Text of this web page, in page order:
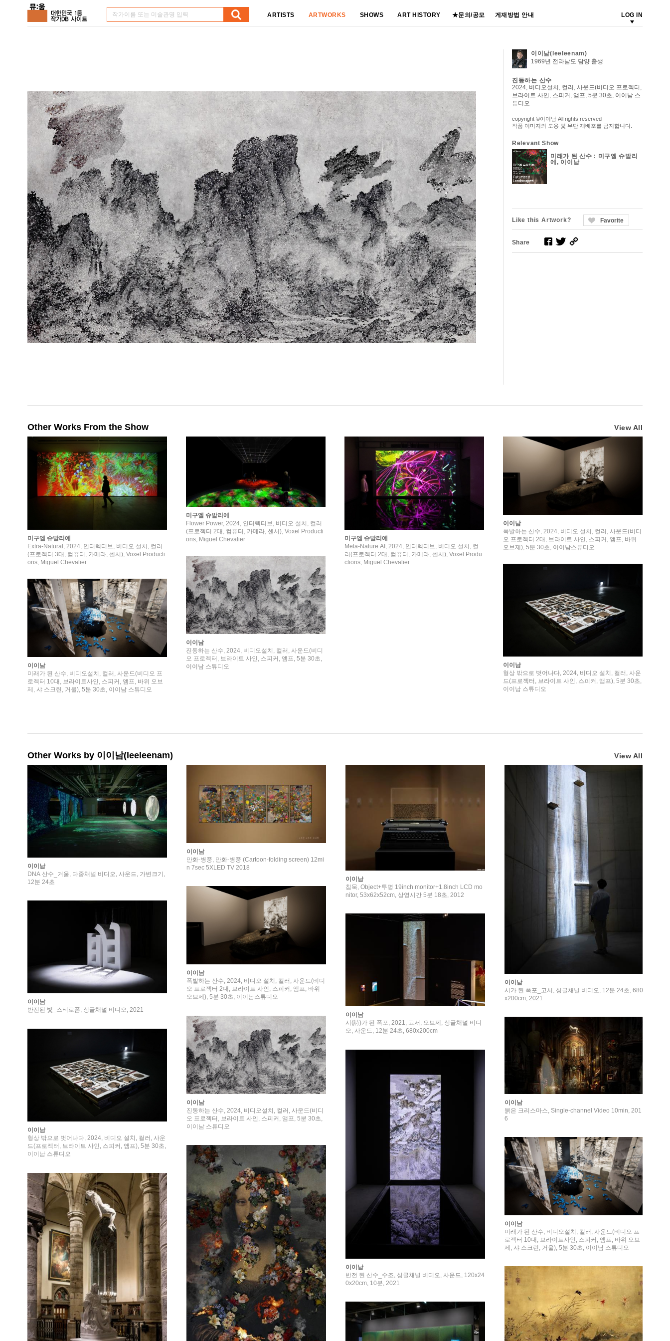
ARTISTS ARTWORKS SHOWS ART HISTORY ★문의/공모 게재방법 안내 LOG IN
이이남(leeleenam)
1969년 전라남도 담양 출생
진동하는 산수
2024, 비디오설치, 컬러, 사운드(비디오 프로젝터,
브라이트 사인, 스피커, 앰프, 5분 30초, 이이남 스
튜디오
copyright ©이이남 All rights reserved
작품 이미지의 도용 및 무단 재배포를 금지합니다.
Relevant Show
미래가 된 산수 : 미구엘 슈발리
에, 이이남
Like this Artwork? Favorite
Share
Other Works From the Show View All
미구엘 슈발리에
Extra-Natural, 2024, 인터렉티브, 비디오 설치, 컬러
(프로젝터 3대, 컴퓨터, 카메라, 센서), Voxel Producti
ons, Miguel Chevalier
미구엘 슈발리에
Flower Power, 2024, 인터렉티브, 비디오 설치, 컬러
(프로젝터 2대, 컴퓨터, 카메라, 센서), Voxel Producti
ons, Miguel Chevalier
미구엘 슈발리에
Meta-Nature AI, 2024, 인터렉티브, 비디오 설치, 컬
러(프로젝터 2대, 컴퓨터, 카메라, 센서), Voxel Produ
ctions, Miguel Chevalier
이이남
폭발하는 산수, 2024, 비디오 설치, 컬러, 사운드(비디
오 프로젝터 2대, 브라이트 사인, 스피커, 앰프, 바위
오브제), 5분 30초, 이이남스튜디오
이이남
진동하는 산수, 2024, 비디오설치, 컬러, 사운드(비디
오 프로젝터, 브라이트 사인, 스피커, 앰프, 5분 30초,
이이남 스튜디오
이이남
형상 밖으로 벗어나다, 2024, 비디오 설치, 컬러, 사운
드(프로젝터, 브라이트 사인, 스피커, 앰프), 5분 30초,
이이남 스튜디오
이이남
미래가 된 산수, 비디오설치, 컬러, 사운드(비디오 프
로젝터 10대, 브라이트사인, 스피커, 앰프, 바위 오브
제, 샤 스크린, 거울), 5분 30초, 이이남 스튜디오
Other Works by 이이남(leeleenam) View All
이이남
DNA 산수_거울, 다중채널 비디오, 사운드, 가변크기,
12분 24초
이이남
만화-병풍, 만화-병풍 (Cartoon-folding screen) 12mi
n 7sec 5XLED TV 2018
이이남
침묵, Object+투명 19inch monitor+1.8inch LCD mo
nitor, 53x62x52cm, 상영시간 5분 18초, 2012
이이남
시가 된 폭포_고서, 싱글채널 비디오, 12분 24초, 680
x200cm, 2021
이이남
폭발하는 산수, 2024, 비디오 설치, 컬러, 사운드(비디
오 프로젝터 2대, 브라이트 사인, 스피커, 앰프, 바위
오브제), 5분 30초, 이이남스튜디오
이이남
반전된 빛_스티로폼, 싱글채널 비디오, 2021
이이남
시(詩)가 된 폭포, 2021, 고서, 오브제, 싱글채널 비디
오, 사운드, 12분 24초, 680x200cm
이이남
진동하는 산수, 2024, 비디오설치, 컬러, 사운드(비디
오 프로젝터, 브라이트 사인, 스피커, 앰프, 5분 30초,
이이남 스튜디오
이이남
붉은 크리스마스, Single-channel Video 10min, 201
6
이이남
형상 밖으로 벗어나다, 2024, 비디오 설치, 컬러, 사운
드(프로젝터, 브라이트 사인, 스피커, 앰프), 5분 30초,
이이남 스튜디오
이이남
반전 된 산수_수조, 싱글채널 비디오, 사운드, 120x24
0x20cm, 10분, 2021
이이남
미래가 된 산수, 비디오설치, 컬러, 사운드(비디오 프
로젝터 10대, 브라이트사인, 스피커, 앰프, 바위 오브
제, 샤 스크린, 거울), 5분 30초, 이이남 스튜디오